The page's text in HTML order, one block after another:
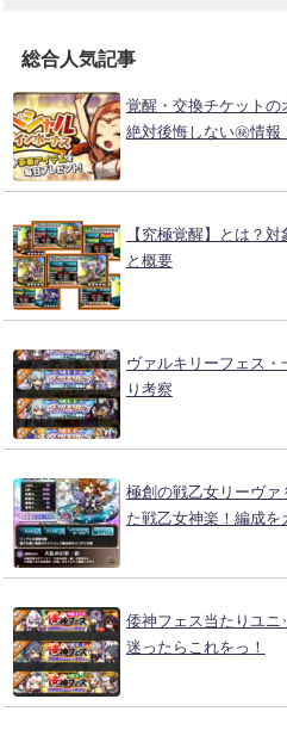
総合人気記事
覚醒・交換チケットの
絶対後悔しない㊙情報
【究極覚醒】とは？対
と概要
ヴァルキリーフェス・
り考察
極創の戦乙女リーヴァ
た戦乙女神楽！編成を
倭神フェス当たりユニ
迷ったらこれをっ！